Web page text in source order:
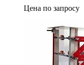
Цена по запросу